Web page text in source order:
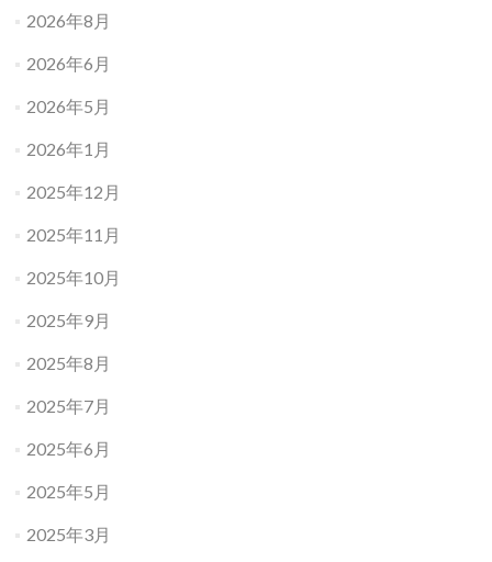
2026年8月
2026年6月
2026年5月
2026年1月
2025年12月
2025年11月
2025年10月
2025年9月
2025年8月
2025年7月
2025年6月
2025年5月
2025年3月